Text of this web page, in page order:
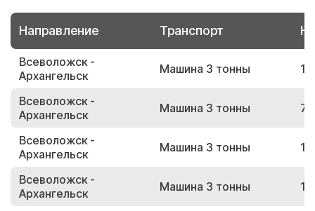
Направление Транспорт
Всеволожск -
Архангельск
Машина 3 тонны
Всеволожск -
Архангельск
Машина 3 тонны
Всеволожск -
Архангельск
Машина 3 тонны
Всеволожск -
Архангельск
Машина 3 тонны